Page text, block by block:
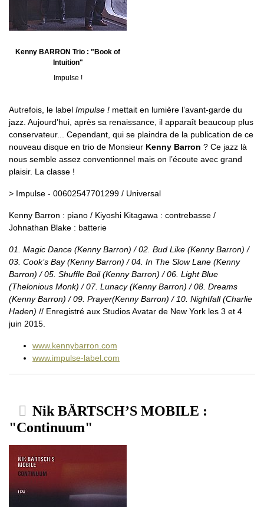
Kenny BARRON Trio : "Book of
Intuition"
Impulse !
Autrefois, le label Impulse ! mettait en lumière l’avant-garde du
jazz. Aujourd’hui, après sa renaissance, il apparaît beaucoup plus
conservateur... Cependant, qui se plaindra de la publication de ce
nouveau disque en trio de Monsieur Kenny Barron ? Ce jazz là
nous semble assez conventionnel mais on l’écoute avec grand
plaisir. La classe !
> Impulse - 00602547701299 / Universal
Kenny Barron : piano / Kiyoshi Kitagawa : contrebasse /
Johnathan Blake : batterie
01. Magic Dance (Kenny Barron) / 02. Bud Like (Kenny Barron) /
03. Cook’s Bay (Kenny Barron) / 04. In The Slow Lane (Kenny
Barron) / 05. Shuffle Boil (Kenny Barron) / 06. Light Blue
(Thelonious Monk) / 07. Lunacy (Kenny Barron) / 08. Dreams
(Kenny Barron) / 09. Prayer(Kenny Barron) / 10. Nightfall (Charlie
Haden) // Enregistré aux Studios Avatar de New York les 3 et 4
juin 2015.
www.kennybarron.com
www.impulse-label.com
Nik BÄRTSCH’S MOBILE :
"Continuum"